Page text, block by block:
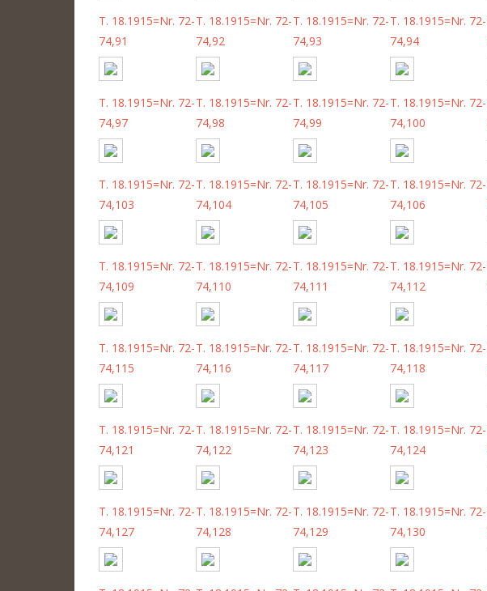
T. 18.1915=Nr. 72-
74,91
T. 18.1915=Nr. 72-
74,92
T. 18.1915=Nr. 72-
74,93
T. 18.1915=Nr. 72-
74,94
T. 18.1915=Nr. 72-
74,97
T. 18.1915=Nr. 72-
74,98
T. 18.1915=Nr. 72-
74,99
T. 18.1915=Nr. 72-
74,100
T. 18.1915=Nr. 72-
74,103
T. 18.1915=Nr. 72-
74,104
T. 18.1915=Nr. 72-
74,105
T. 18.1915=Nr. 72-
74,106
T. 18.1915=Nr. 72-
74,109
T. 18.1915=Nr. 72-
74,110
T. 18.1915=Nr. 72-
74,111
T. 18.1915=Nr. 72-
74,112
T. 18.1915=Nr. 72-
74,115
T. 18.1915=Nr. 72-
74,116
T. 18.1915=Nr. 72-
74,117
T. 18.1915=Nr. 72-
74,118
T. 18.1915=Nr. 72-
74,121
T. 18.1915=Nr. 72-
74,122
T. 18.1915=Nr. 72-
74,123
T. 18.1915=Nr. 72-
74,124
T. 18.1915=Nr. 72-
74,127
T. 18.1915=Nr. 72-
74,128
T. 18.1915=Nr. 72-
74,129
T. 18.1915=Nr. 72-
74,130